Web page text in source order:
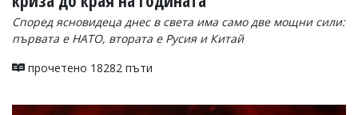
Според ясновидеца днес в света има само две мощни сили:
първата е НАТО, втората е Русия и Китай
прочетено 18282 пъти